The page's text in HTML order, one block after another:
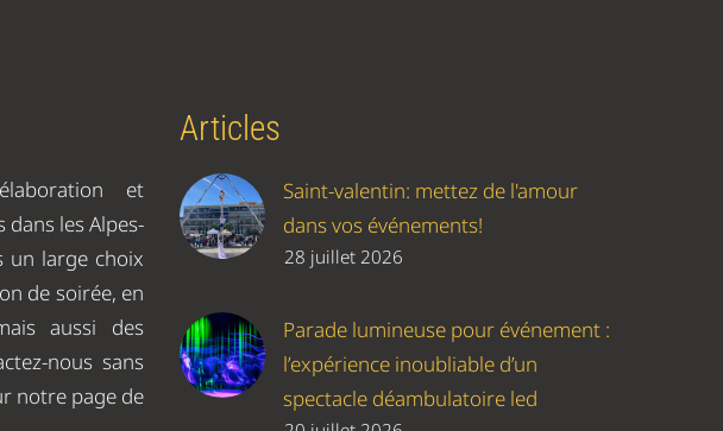
et
dans les Alpes-
un large choix
de soirée, en
aussi des
nous sans
notre page de
Articles
Saint-valentin: mettez de l'amour
dans vos événements!
28 juillet 2026
Parade lumineuse pour événement :
l’expérience inoubliable d’un
spectacle déambulatoire led